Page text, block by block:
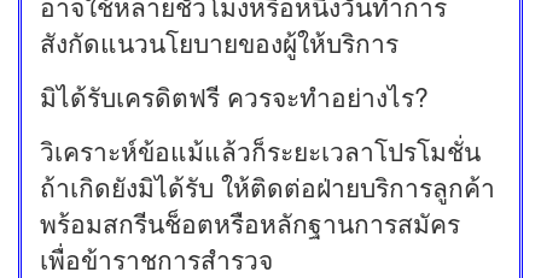
สังกัดแนวนโยบายของผู้ให้บริการ
มิได้รับเครดิตฟรี ควรจะทำอย่างไร?
วิเคราะห์ข้อแม้แล้วก็ระยะเวลาโปรโมชั่น
ถ้าเกิดยังมิได้รับ ให้ติดต่อฝ่ายบริการลูกค้า
พร้อมสกรีนช็อตหรือหลักฐานการสมัคร
เพื่อข้าราชการสำรวจ